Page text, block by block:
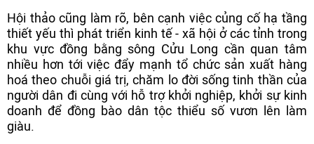
Hội thảo cũng làm rõ, bên cạnh việc củng cố hạ tầng
thiết yếu thì phát triển kinh tế - xã hội ở các tỉnh trong
khu vực đồng bằng sông Cửu Long cần quan tâm
nhiều hơn tới việc đẩy mạnh tổ chức sản xuất hàng
hoá theo chuỗi giá trị, chăm lo đời sống tinh thần của
người dân đi cùng với hỗ trợ khởi nghiệp, khởi sự kinh
doanh để đồng bào dân tộc thiểu số vươn lên làm
giàu.